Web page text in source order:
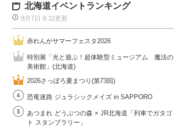
北海道イベントランキング
8月7日 9:32更新
赤れんがサマーフェスタ2026
特別展「光と遊ぶ！超体験型ミュージアム 魔法の
美術館」(北海道)
2026さっぽろ夏まつり(第73回)
恐竜迷路 ジュラシックメイズ in SAPPORO
あつまれ どうぶつの森 × JR北海道「列車でガタゴ
ト スタンプラリー」